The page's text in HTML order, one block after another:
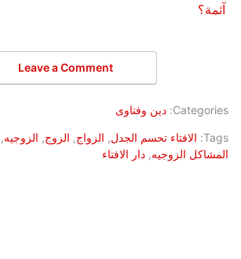
آثمة؟
Leave a Comment
Categories: دين وفتاوى
Tags: الافتاء تحسم الجدل, الزواج, الزوج, الزوجيه,
المشاكل الزوجيه, دار الافتاء